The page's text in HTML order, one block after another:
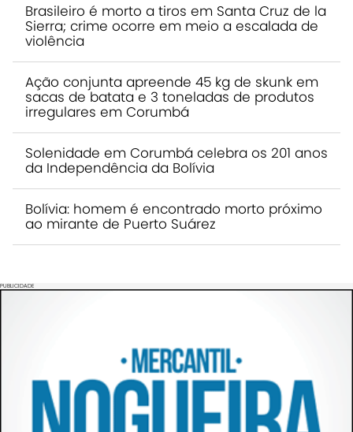
Brasileiro é morto a tiros em Santa Cruz de la
Sierra; crime ocorre em meio a escalada de
violência
Ação conjunta apreende 45 kg de skunk em
sacas de batata e 3 toneladas de produtos
irregulares em Corumbá
Solenidade em Corumbá celebra os 201 anos
da Independência da Bolívia
Bolívia: homem é encontrado morto próximo
ao mirante de Puerto Suárez
PUBLICIDADE